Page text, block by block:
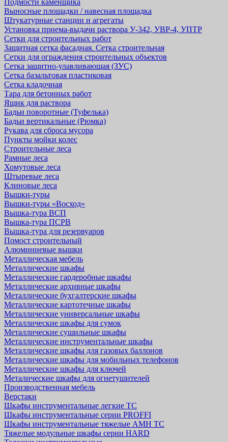
Подмости каменщика
Выносные площадки / навесная площадка
Штукатурные станции и агрегаты
Установка приема-выдачи раствора У-342, УВР-4, УПТР
Сетки для строительных работ
Защитная cетка фасадная. Сетка строительная
Сетки для ограждения строительных объектов
Сетка защитно-улавливающая (ЗУС)
Сетка базальтовая пластиковая
Сетка кладочная
Тара для бетонных работ
Ящик для раствора
Бадьи поворотные (Туфелька)
Бадьи вертикальные (Рюмка)
Рукава для сброса мусора
Пункты мойки колес
Строительные леса
Рамные леса
Хомутовые леса
Штыревые леса
Клиновые леса
Вышки-туры
Вышки-туры «Восход»
Вышка-тура ВСП
Вышка-тура ПСРВ
Вышка-тура для резервуаров
Помост строительный
Алюминиевые вышки
Металлическая мебель
Металлические шкафы
Металлические гардеробные шкафы
Металлические архивные шкафы
Металлические бухгалтерские шкафы
Металлические картотечные шкафы
Металлические универсальные шкафы
Металлические шкафы для сумок
Металлические сушильные шкафы
Металлические инструментальные шкафы
Металлические шкафы для газовых баллонов
Металлические шкафы для мобильных телефонов
Металлические шкафы для ключей
Металические шкафы для огнетушителей
Производственная мебель
Верстаки
Шкафы инструментальные легкие ТС
Шкафы инструментальные серии PROFFI
Шкафы инструментальные тяжелые AMH TC
Тяжелые модульные шкафы серии HARD